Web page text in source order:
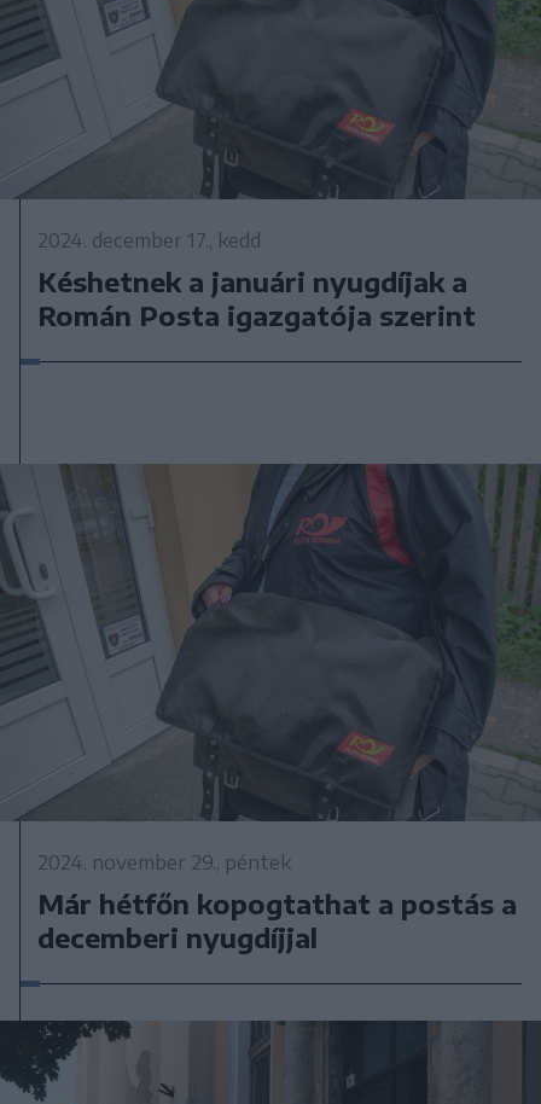
2024. december 17., kedd
Késhetnek a januári nyugdíjak a
Román Posta igazgatója szerint
2024. november 29., péntek
Már hétfőn kopogtathat a postás a
decemberi nyugdíjjal